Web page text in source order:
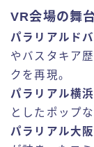
VR会場の舞
パラリアルド
やバスタキア
クを再現。
パラリアル横浜
としたポップ
パラリアル大阪